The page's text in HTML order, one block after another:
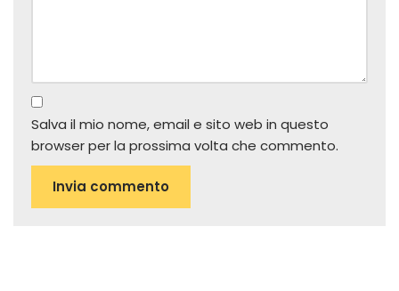
Salva il mio nome, email e sito web in questo
browser per la prossima volta che commento.